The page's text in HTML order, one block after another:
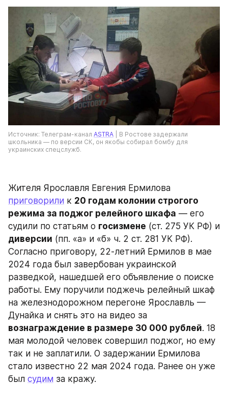
Источник: Телеграм-канал ASTRA | В Ростове задержали
школьника — по версии СК, он якобы собирал бомбу для
украинских спецслужб.
приговорили к 20 годам колонии строгого
режима за поджог релейного шкафа — его
судили по статьям о госизмене
диверсии (пп. «а» и «б» ч. 2 ст. 281 УК РФ).
Согласно приговору, 22-летний Ермилов в мае
2024 года был завербован украинской
разведкой, нашедшей его объявление о поиске
работы. Ему поручили поджечь релейный шкаф
на железнодорожном перегоне Ярославль —
вознаграждение в размере 30 000 рублей. 18
мая молодой человек совершил поджог, но ему
так и не заплатили. О задержании Ермилова
стало известно 22 мая 2024 года. Ранее он уже
был судим за кражу.